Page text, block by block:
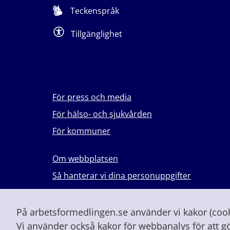
På arbetsformedlingen.se använder vi kakor
Vi använder också kakor för webbanalys för att
Teckenspråk
Tillgänglighet
För press och media
För hälso- och sjukvården
För kommuner
Om webbplatsen
Så hanterar vi dina personuppgifter
Lever du med våld i en nära relation?
Vid höjd beredskap och krig